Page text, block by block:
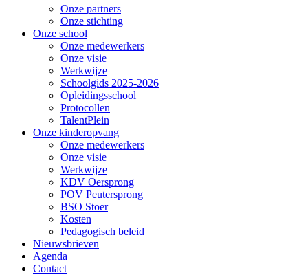
Onze partners
Onze stichting
Onze school
Onze medewerkers
Onze visie
Werkwijze
Schoolgids 2025-2026
Opleidingsschool
Protocollen
TalentPlein
Onze kinderopvang
Onze medewerkers
Onze visie
Werkwijze
KDV Oersprong
POV Peutersprong
BSO Stoer
Kosten
Pedagogisch beleid
Nieuwsbrieven
Agenda
Contact